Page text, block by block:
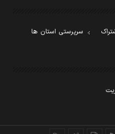
سرپرستی استان ها